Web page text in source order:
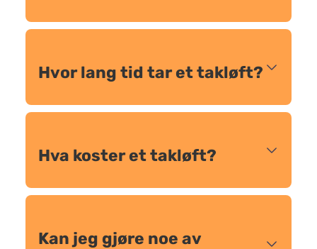
Hvor lang tid tar et takløft?
Hva koster et takløft?
Kan jeg gjøre noe av